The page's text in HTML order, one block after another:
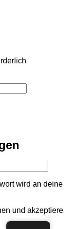
wird an deine
und akzeptiere